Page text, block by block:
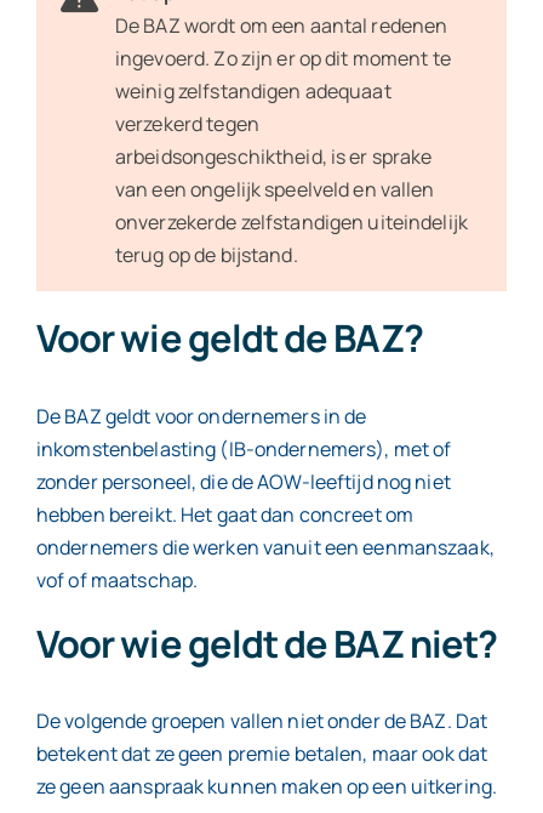
De BAZ wordt om een aantal redenen
ingevoerd. Zo zijn er op dit moment te
weinig zelfstandigen adequaat
verzekerd tegen
arbeidsongeschiktheid, is er sprake
van een ongelijk speelveld en vallen
onverzekerde zelfstandigen uiteindelijk
terug op de bijstand.
Voor wie geldt de BAZ?
De BAZ geldt voor ondernemers in de
inkomstenbelasting (IB-ondernemers), met of
zonder personeel, die de AOW-leeftijd nog niet
hebben bereikt. Het gaat dan concreet om
ondernemers die werken vanuit een eenmanszaak,
vof of maatschap.
Voor wie geldt de BAZ niet?
De volgende groepen vallen niet onder de BAZ. Dat
betekent dat ze geen premie betalen, maar ook dat
ze geen aanspraak kunnen maken op een uitkering.